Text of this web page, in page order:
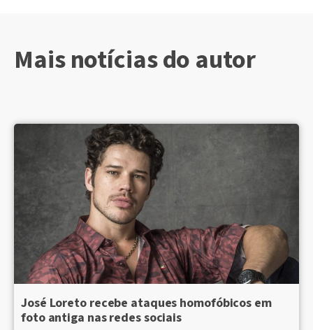
Mais notícias do autor
José Loreto recebe ataques homofóbicos em
foto antiga nas redes sociais